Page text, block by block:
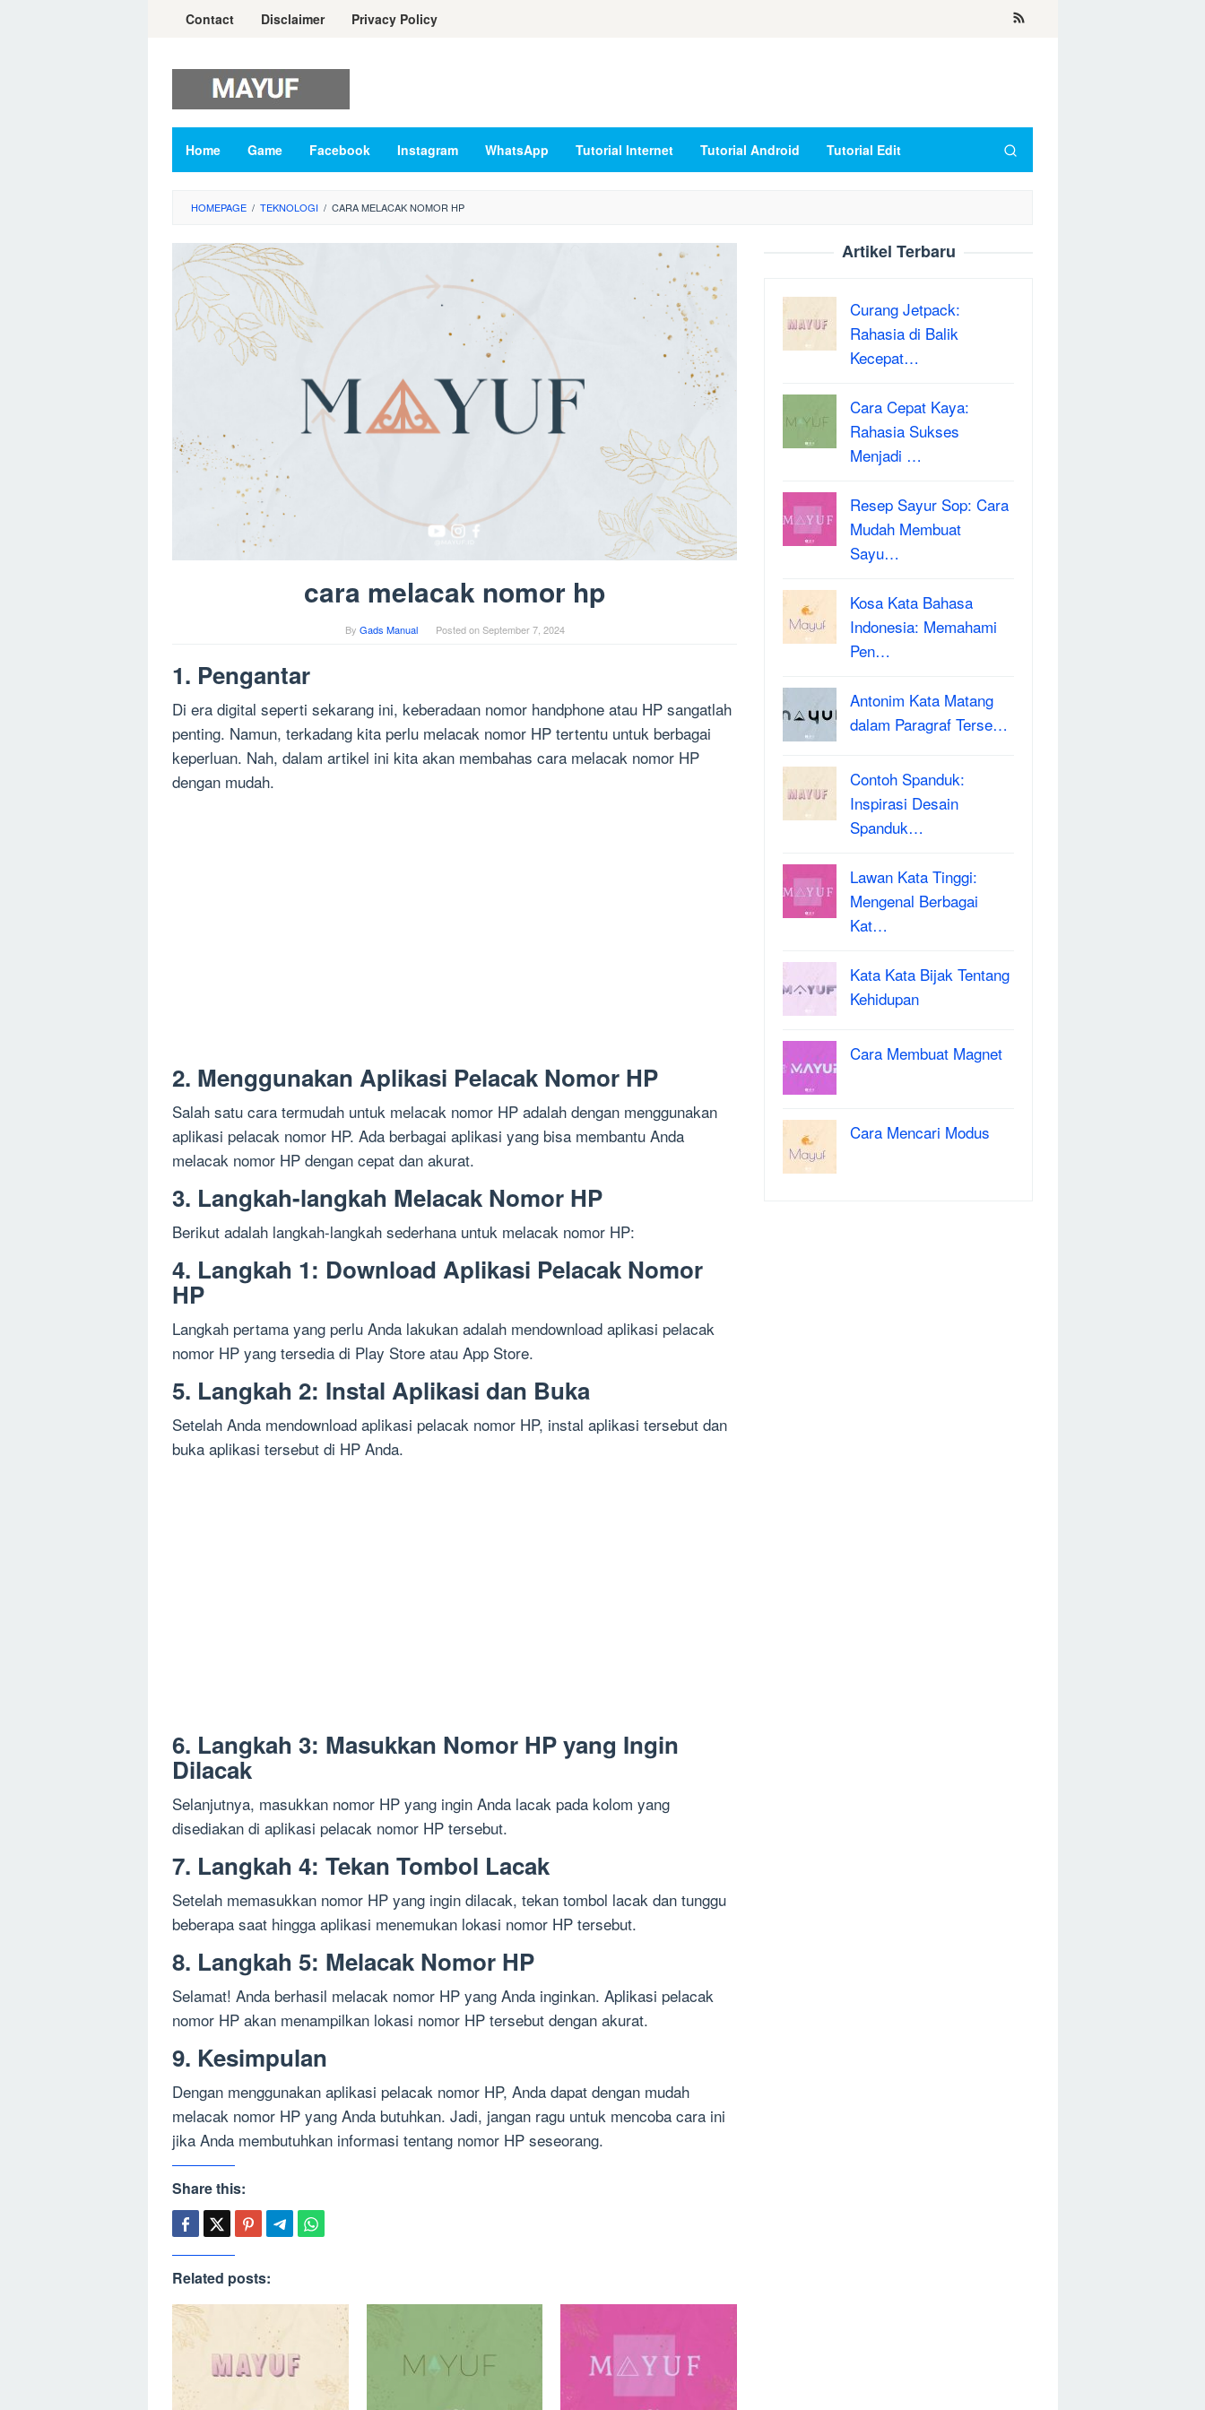
Contact Disclaimer Privacy Policy
Home Game Facebook Instagram WhatsApp Tutorial Internet Tutorial Android Tutorial Edit
HOMEPAGE / TEKNOLOGI / CARA MELACAK NOMOR HP
cara melacak nomor hp
By Gads Manual Posted onSeptember 7, 2024
1. Pengantar
Di era digital seperti sekarang ini, keberadaan nomor handphone atau HP sangatlah
penting. Namun, terkadang kita perlu melacak nomor HP tertentu untuk berbagai
keperluan. Nah, dalam artikel ini kita akan membahas cara melacak nomor HP
dengan mudah.
2. Menggunakan Aplikasi Pelacak Nomor HP
Salah satu cara termudah untuk melacak nomor HP adalah dengan menggunakan
aplikasi pelacak nomor HP. Ada berbagai aplikasi yang bisa membantu Anda
melacak nomor HP dengan cepat dan akurat.
3. Langkah-langkah Melacak Nomor HP
Berikut adalah langkah-langkah sederhana untuk melacak nomor HP:
4. Langkah 1: Download Aplikasi Pelacak Nomor
HP
Langkah pertama yang perlu Anda lakukan adalah mendownload aplikasi pelacak
nomor HP yang tersedia di Play Store atau App Store.
5. Langkah 2: Instal Aplikasi dan Buka
Setelah Anda mendownload aplikasi pelacak nomor HP, instal aplikasi tersebut dan
buka aplikasi tersebut di HP Anda.
6. Langkah 3: Masukkan Nomor HP yang Ingin
Dilacak
Selanjutnya, masukkan nomor HP yang ingin Anda lacak pada kolom yang
disediakan di aplikasi pelacak nomor HP tersebut.
7. Langkah 4: Tekan Tombol Lacak
Setelah memasukkan nomor HP yang ingin dilacak, tekan tombol lacak dan tunggu
beberapa saat hingga aplikasi menemukan lokasi nomor HP tersebut.
8. Langkah 5: Melacak Nomor HP
Selamat! Anda berhasil melacak nomor HP yang Anda inginkan. Aplikasi pelacak
nomor HP akan menampilkan lokasi nomor HP tersebut dengan akurat.
9. Kesimpulan
Dengan menggunakan aplikasi pelacak nomor HP, Anda dapat dengan mudah
melacak nomor HP yang Anda butuhkan. Jadi, jangan ragu untuk mencoba cara ini
jika Anda membutuhkan informasi tentang nomor HP seseorang.
Share this:
Related posts:
Artikel Terbaru
Curang Jetpack:
Rahasia di Balik
Kecepat…
Cara Cepat Kaya:
Rahasia Sukses
Menjadi …
Resep Sayur Sop: Cara
Mudah Membuat
Sayu…
Kosa Kata Bahasa
Indonesia: Memahami
Pen…
Antonim Kata Matang
dalam Paragraf Terse…
Contoh Spanduk:
Inspirasi Desain
Spanduk…
Lawan Kata Tinggi:
Mengenal Berbagai
Kat…
Kata Kata Bijak Tentang
Kehidupan
Cara Membuat Magnet
Cara Mencari Modus